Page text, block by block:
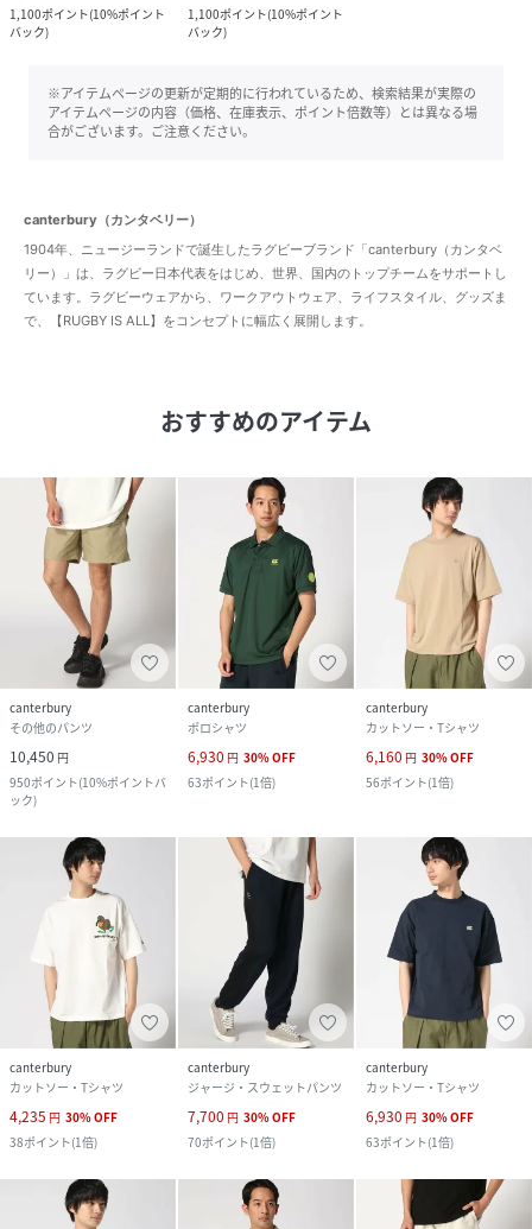
1,100ポイント(10%ポイント
バック)
1,100ポイント(10%ポイント
バック)
※アイテムページの更新が定期的に行われているため、検索結果が実際の
アイテムページの内容（価格、在庫表示、ポイント倍数等）とは異なる場
合がございます。ご注意ください。
canterbury（カンタベリー）
1904年、ニュージーランドで誕生したラグビーブランド「canterbury（カンタベ
リー）」は、ラグビー日本代表をはじめ、世界、国内のトップチームをサポートし
ています。ラグビーウェアから、ワークアウトウェア、ライフスタイル、グッズま
で、【RUGBY IS ALL】をコンセプトに幅広く展開します。
おすすめのアイテム
canterbury
その他のパンツ
10,450 円
950ポイント(10%ポイントバ
ック)
canterbury
ポロシャツ
6,930 円 30%OFF
63ポイント(1倍)
canterbury
カットソー・Tシャツ
6,160 円 30%OFF
56ポイント(1倍)
canterbury
カットソー・Tシャツ
4,235 円 30%OFF
38ポイント(1倍)
canterbury
ジャージ・スウェットパンツ
7,700 円 30%OFF
70ポイント(1倍)
canterbury
カットソー・Tシャツ
6,930 円 30%OFF
63ポイント(1倍)